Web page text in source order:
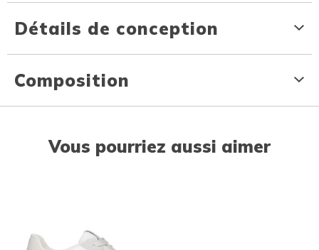
Détails de conception
Composition
Vous pourriez aussi aimer